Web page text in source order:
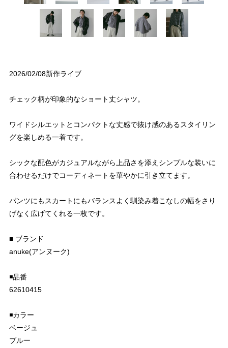
2026/02/08新作ライブ
チェック柄が印象的なショート丈シャツ。
ワイドシルエットとコンパクトな丈感で抜け感のあるスタイリン
グを楽しめる一着です。
シックな配色がカジュアルながら上品さを添えシンプルな装いに
合わせるだけでコーディネートを華やかに引き立てます。
パンツにもスカートにもバランスよく馴染み着こなしの幅をさり
げなく広げてくれる一枚です。
■ ブランド
anuke(アンヌーク)
◾️品番
62610415
◾️カラー
ベージュ
ブルー